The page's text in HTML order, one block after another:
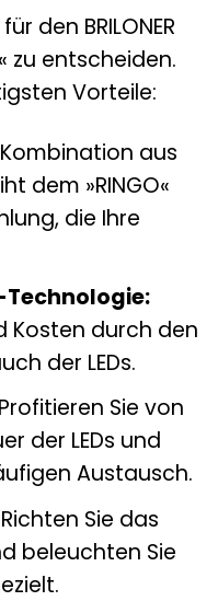
den BRILONER
zu entscheiden.
Vorteile:
aus
dem »RINGO«
die Ihre
Technologie:
Kosten durch den
der LEDs.
Sie von
der LEDs und
Austausch.
Sie das
beleuchten Sie